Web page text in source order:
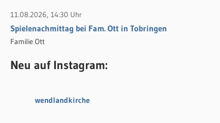
11.08.2026, 14:30 Uhr
Spielenachmittag bei Fam. Ott in Tobringen
Familie Ott
Neu auf Instagram:
wendlandkirche